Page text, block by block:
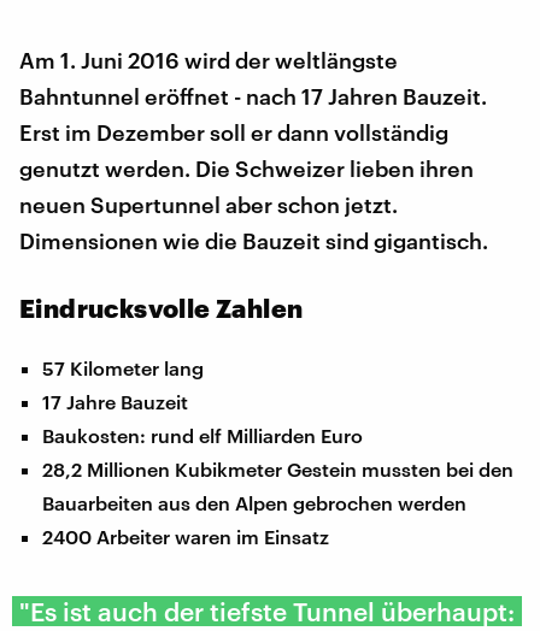
Am 1. Juni 2016 wird der weltlängste
Bahntunnel eröffnet - nach 17 Jahren Bauzeit.
Erst im Dezember soll er dann vollständig
genutzt werden. Die Schweizer lieben ihren
neuen Supertunnel aber schon jetzt.
Dimensionen wie die Bauzeit sind gigantisch.
​Eindrucksvolle Zahlen
57 Kilometer lang
17 Jahre Bauzeit
Baukosten: rund elf Milliarden Euro
28,2 Millionen Kubikmeter Gestein mussten bei den
Bauarbeiten aus den Alpen gebrochen werden
2400 Arbeiter waren im Einsatz
"Es ist auch der tiefste Tunnel überhaupt: